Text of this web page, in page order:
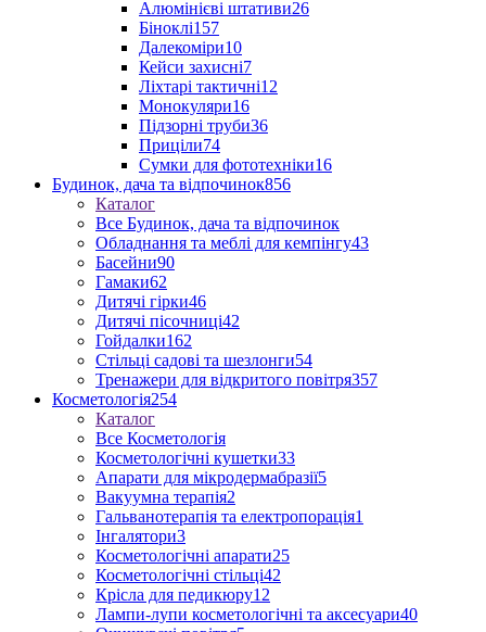
Алюмінієві штативи26
Біноклі157
Далекоміри10
Кейси захисні7
Ліхтарі тактичні12
Монокуляри16
Підзорні труби36
Приціли74
Сумки для фототехніки16
Будинок, дача та відпочинок856
Каталог
Все Будинок, дача та відпочинок
Обладнання та меблі для кемпінгу43
Басейни90
Гамаки62
Дитячі гірки46
Дитячі пісочниці42
Гойдалки162
Стільці садові та шезлонги54
Тренажери для відкритого повітря357
Косметологія254
Каталог
Все Косметологія
Косметологічні кушетки33
Апарати для мікродермабразії5
Вакуумна терапія2
Гальванотерапія та електропорація1
Інгалятори3
Косметологічні апарати25
Косметологічні стільці42
Крісла для педикюру12
Лампи-лупи косметологічні та аксесуари40